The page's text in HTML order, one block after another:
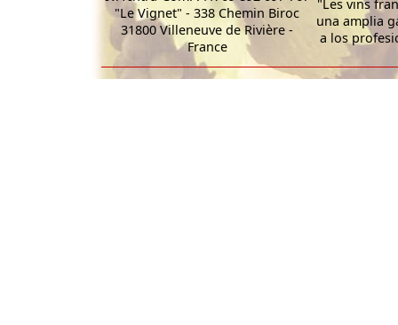
"Le Vignet" - 338 Chemin Biroc
31800 Villeneuve de Rivière -
France
"Les vins
una amplia
a los